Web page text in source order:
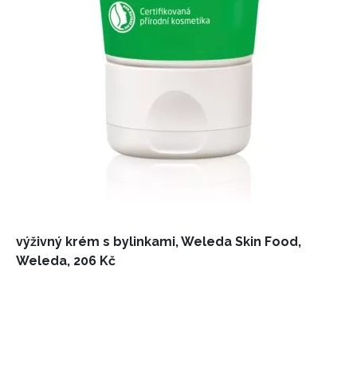
výživný krém s bylinkami, Weleda Skin Food,
Weleda, 206 Kč